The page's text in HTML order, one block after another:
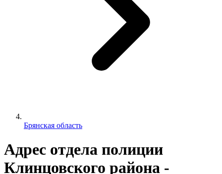
Брянская область
Адрес отдела полиции
Клинцовского района -